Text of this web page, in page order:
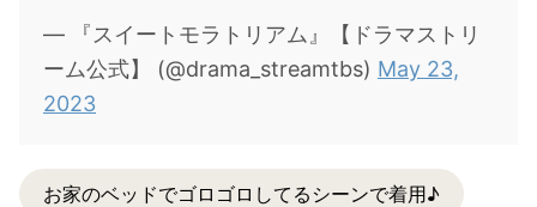
— 『スイートモラトリアム』【ドラマストリ
ーム公式】 (@drama_streamtbs) May 23,
2023
お家のベッドでゴロゴロしてるシーンで着用♪